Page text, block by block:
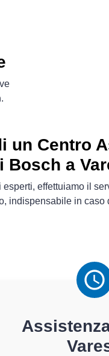
.
un Centro
Bosch a
effettuiamo il
indispensabile in caso